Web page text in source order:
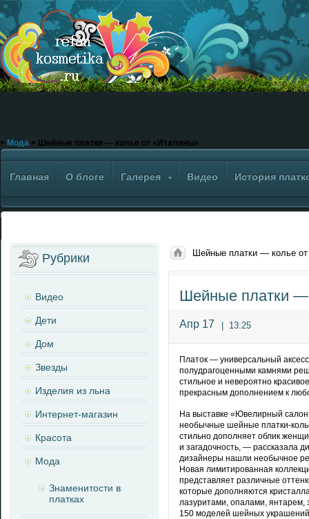
> Мода > Шейные платки — колье от «Италины»
Главная О блоге Галерея Видео История
Шейные платки — колье
Шейные платки —
Апр 17 13:25
Платок — универсальный
полудрагоценными камнями
стильное и невероятно
прекрасным дополнением к
На выставке «Ювелирный
необычные шейные платки-
стильно дополняет облик
и загадочность, — рассказала
дизайнеры нашли необычное
Новая лимитированная
представляет различные
которые дополняются
лазуритами, опалами, янтарем,
150 моделей шейных
Рубрики
Видео
Дети
Дом
Звезды
Изделия из льна
Интернет-магазин
Красота
Мода
Знаменитости в
платках